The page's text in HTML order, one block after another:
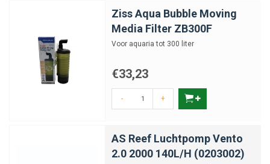
Ziss Aqua Bubble Moving
Media Filter ZB300F
Voor aquaria tot 300 liter
€33,23
- +
AS Reef Luchtpomp Vento
2.0 2000 140L/H (0203002)